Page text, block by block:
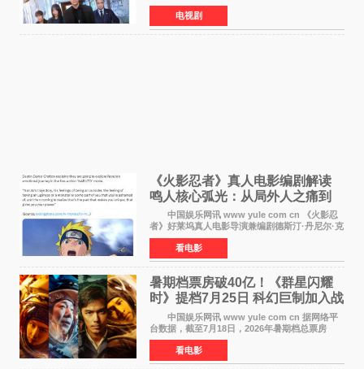
制作传闻划清界限，表示尚无定论。然而，业界
却有传闻称已就《铁拳教育》第二季的制作展开
了讨论——《
电视剧
《火影忍者》真人电影编剧解读
鸣人核心弧光：从局外人之痛到
自我觉醒
中国娱乐网讯 www yule com cn 《火影忍
者》好莱坞真人电影导演兼编剧德斯汀·丹尼尔·克
雷顿近日在采访中分享了对主角鸣人成长弧光的
理解，透露电影将深入探索鸣人作为局外人的情
感历程。
看电影
暑期档票房破40亿！《群星闪耀
时》提档7月25日 科幻巨制加入战
中国娱乐网讯 www yule com cn 据网络平
台数据，截至7月18日，2026年暑期档总票房
（含预售）已正式突破40亿元大关，年度总票房
也随之逼近197亿元。超百部中外佳片同台竞技，
点燃了盛夏的电
看电影